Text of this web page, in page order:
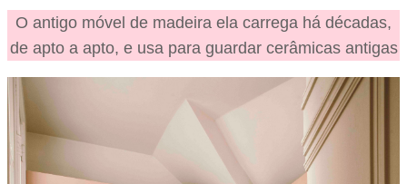
O antigo móvel de madeira ela carrega há décadas,
de apto a apto, e usa para guardar cerâmicas antigas